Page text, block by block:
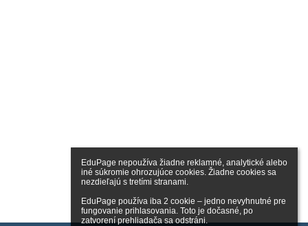
EduPage nepoužíva žiadne reklamné, analytické alebo
iné súkromie ohrozujúce cookies. Žiadne cookies sa
nezdieľajú s tretími stranami.
EduPage používa iba 2 cookie – jedno nevyhnutné pre
fungovanie prihlasovania. Toto je dočasné, po
zatvorení prehliadača sa odstráni.